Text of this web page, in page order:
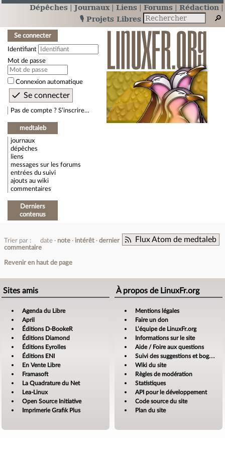
Dépêches Journaux Liens Forums
Rédaction
🎙️ Projets Libres
Se connecter
Identifiant
Mot de passe
Connexion automatique
Pas de compte ? S’inscrire…
medtaleb
journaux
dépêches
liens
messages sur les forums
entrées du suivi
ajouts au wiki
commentaires
Derniers
contenus
Flux Atom de medtaleb
Trier par : date note intérêt
dernier
commentaire
Revenir en haut de page
Sites amis
Agenda du Libre
April
Éditions D-BookeR
Éditions Diamond
Éditions Eyrolles
Éditions ENI
En Vente Libre
Framasoft
La Quadrature du Net
Lea-Linux
Open Source Initiative
Imprimerie Grafik Plus
À propos de LinuxFr.org
Mentions légales
Faire un don
L’équipe de LinuxFr.org
Informations sur le site
Aide / Foire aux questions
Suivi des suggestions et bogues
Wiki du site
Règles de modération
Statistiques
API pour le développement
Code source du site
Plan du site